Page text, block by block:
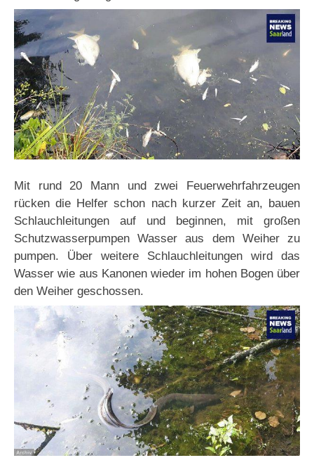
Mit rund 20 Mann und zwei Feuerwehrfahrzeugen
rücken die Helfer schon nach kurzer Zeit an, bauen
Schlauchleitungen auf und beginnen, mit großen
Schutzwasserpumpen Wasser aus dem Weiher zu
pumpen. Über weitere Schlauchleitungen wird das
Wasser wie aus Kanonen wieder im hohen Bogen über
den Weiher geschossen.